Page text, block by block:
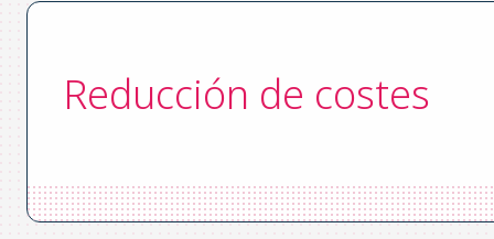
Reducción de costes